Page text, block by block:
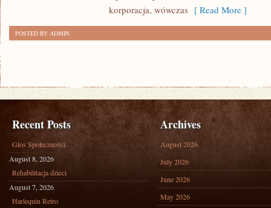
korporacja, wówczas [ Read More ]
POSTED BY ADMIN
Recent Posts
Głos Społeczności
August 8, 2026
Rehabilitacja dzieci
August 7, 2026
Harlequin Retro
Archives
August 2026
July 2026
June 2026
May 2026